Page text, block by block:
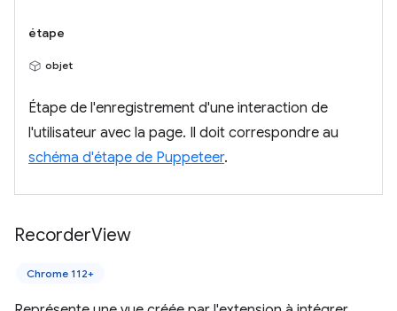
étape
objet
Étape de l'enregistrement d'une interaction de
l'utilisateur avec la page. Il doit correspondre au
schéma d'étape de Puppeteer.
RecorderView
Chrome 112+